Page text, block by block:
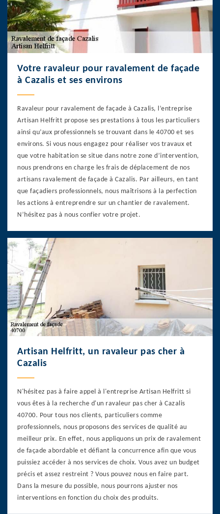
Votre ravaleur pour ravalement de façade
à Cazalis et ses environs
Ravaleur pour ravalement de façade à Cazalis, l’entreprise
Artisan Helfritt propose ses prestations à tous les particuliers
ainsi qu’aux professionnels se trouvant dans le 40700 et ses
environs. Si vous nous engagez pour réaliser vos travaux et
que votre habitation se situe dans notre zone d’intervention,
nous prendrons en charge les frais de déplacement de nos
artisans ravalement de façade à Cazalis. Par ailleurs, en tant
que façadiers professionnels, nous maîtrisons à la perfection
les actions à entreprendre sur un chantier de ravalement.
N’hésitez pas à nous confier votre projet.
Artisan Helfritt, un ravaleur pas cher à
Cazalis
N'hésitez pas à faire appel à l'entreprise Artisan Helfritt si
vous êtes à la recherche d'un ravaleur pas cher à Cazalis
40700. Pour tous nos clients, particuliers comme
professionnels, nous proposons des services de qualité au
meilleur prix. En effet, nous appliquons un prix de ravalement
de façade abordable et défiant la concurrence afin que vous
puissiez accéder à nos services de choix. Vous avez un budget
précis et assez restreint ? Vous pouvez nous en faire part.
Dans la mesure du possible, nous pourrons ajuster nos
interventions en fonction du choix des produits.